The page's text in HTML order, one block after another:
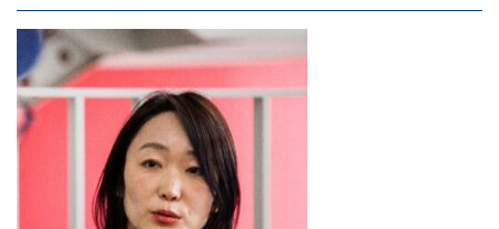
on